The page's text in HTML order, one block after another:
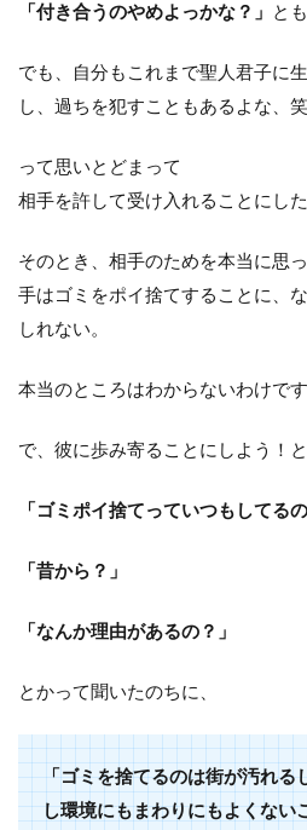
「付き合うのやめよっかな？」 と
でも、自分もこれまで聖人君子に
し、過ちを犯すこともあるよな、笑
って思いとどまって
相手を許して受け入れることにした
そのとき、相手のためを本当に思
手はゴミをポイ捨てすることに、
しれない。
本当のところはわからないわけで
で、彼に歩み寄ることにしよう！と
「ゴミポイ捨てっていつもしてるの
「昔から？」
「なんか理由があるの？」
とかって聞いたのちに、
「ゴミを捨てるのは街が汚れる
し環境にもまわりにもよくない